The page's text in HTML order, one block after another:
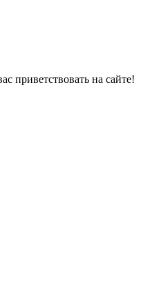
приветствовать на сайте!